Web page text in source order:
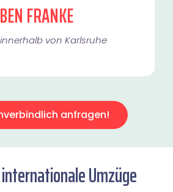
BEN FRANKE
von Karlsruhe​
anfragen!
Umzüge